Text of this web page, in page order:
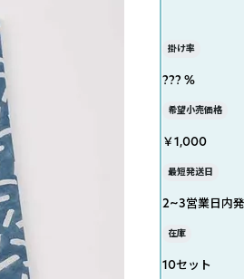
掛け率
??? %
希望小売価格
￥1,000
最短発送日
2~3営業日内
在庫
10セット